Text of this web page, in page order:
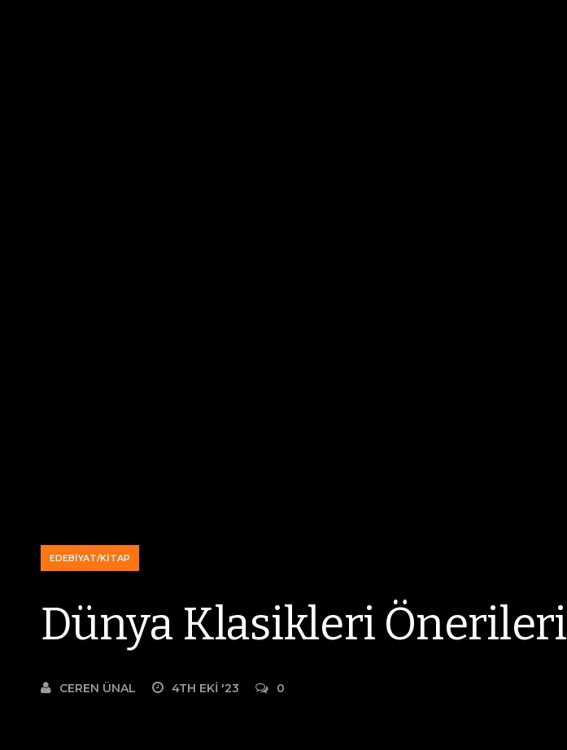
EDEBIYAT/KITAP
Dünya Klasikleri Önerileri
CEREN ÜNAL 4TH EKI '23 0